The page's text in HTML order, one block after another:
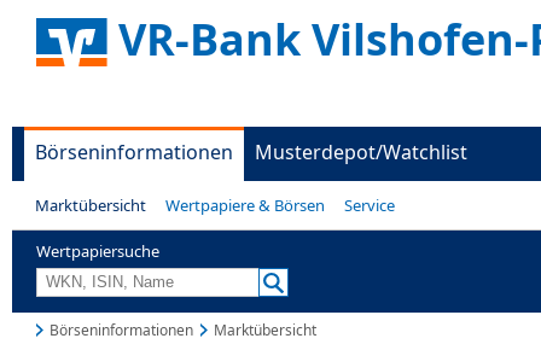
VR-Bank
Börseninformationen Musterdepot/Watchlist
Marktübersicht Wertpapiere & Börsen Service
Wertpapiersuche
Börseninformationen Marktübersicht